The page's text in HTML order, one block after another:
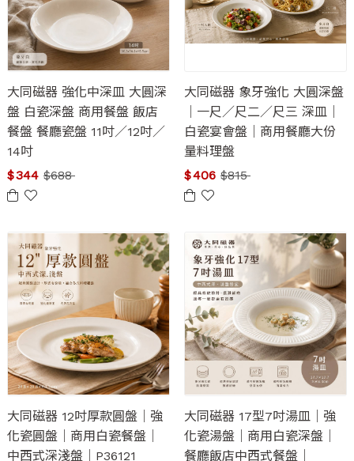
大同磁器 強化中深皿 大圓深
盤 白瓷深盤 商用餐盤 飯店
餐盤 餐廳瓷盤 11吋／12吋／
14吋
$688
$344
大同磁器 象牙強化 大圓深盤
｜一尺／尺二／尺三 深皿｜
白瓷宴會盤｜商用餐廳大份
量料理盤
$815
$406
大同磁器 12吋厚款圓盤｜強
化瓷圓盤｜商用白瓷餐盤｜
中西式深淺盤｜P36121
大同磁器 17型7吋湯皿｜強
化瓷湯盤｜商用白瓷深盤｜
餐廳飯店中西式餐盤｜